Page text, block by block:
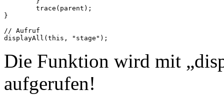
}
// Aufruf
Die Funktion wird mit
aufgerufen!